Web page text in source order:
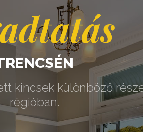
kincsek különböző
régióban.